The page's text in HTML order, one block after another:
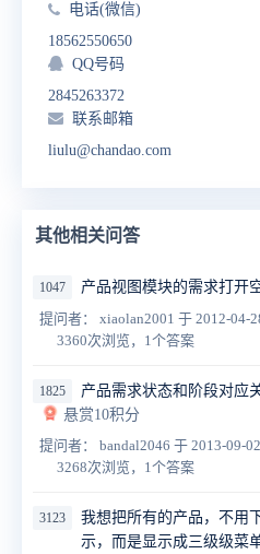
电话(微信)
18562550650
QQ号码
2845263372
联系邮箱
liulu@chandao.com
其他相关问答
1047 产品视图模块的需求打开
提问者： xiaolan2001 于 2012-04-
3360次浏览，1个答案
1825 产品需求状态和阶段对应
悬赏10积分
提问者： bandal2046 于 2013-09-02
3268次浏览，1个答案
3123
我想把所有的产品，不用
示，而是显示成三级级菜